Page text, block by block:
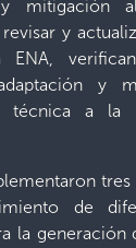
mitigación
y
ENA,
y
técnica a la
de
la generación